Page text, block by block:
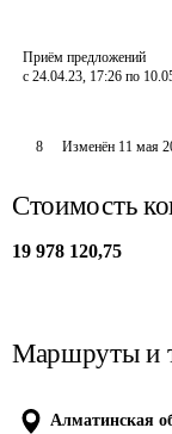
Приём предложений
с 24.04.23, 17:26 по
8 Изменён 11 мая
Стоимость
19 978 120,75
Маршруты и
Алматинская